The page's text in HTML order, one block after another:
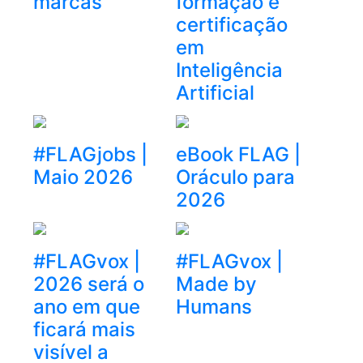
certificação
em
Inteligência
Artificial
#FLAGjobs |
Maio 2026
eBook FLAG |
Oráculo para
2026
#FLAGvox |
2026 será o
ano em que
ficará mais
visível a
#FLAGvox |
Made by
Humans